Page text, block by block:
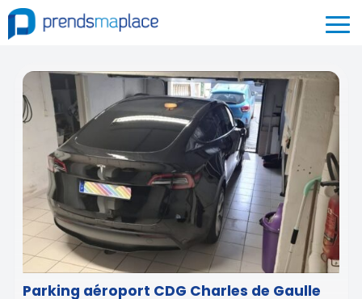
Parking aéroport CDG Charles de Gaulle